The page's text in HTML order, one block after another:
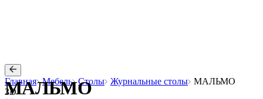
Главная Мебель Столы Журнальные столы МАЛЬМО
3D
МАЛЬМО